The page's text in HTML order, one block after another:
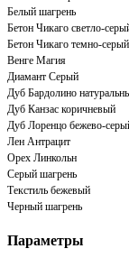
Белый шагрень
Бетон Чикаго светло-
Бетон Чикаго темно-серый
Венге Магия
Диамант Серый
Дуб Бардолино
Дуб Канзас коричневый
Дуб Лоренцо бежево-
Лен Антрацит
Орех Линкольн
Серый шагрень
Текстиль бежевый
Черный шагрень
Параметры